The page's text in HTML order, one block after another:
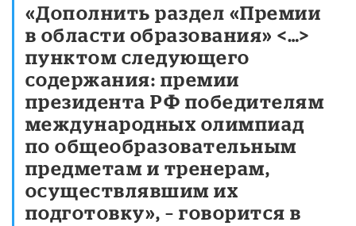
«Дополнить раздел «Премии
в области образования» <…>
пунктом следующего
содержания: премии
президента РФ победителям
международных олимпиад
по общеобразовательным
предметам и тренерам,
осуществлявшим их
подготовку», – говорится в